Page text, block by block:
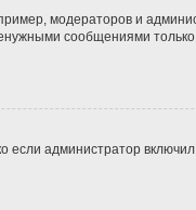
модераторов и
сообщениями только
если администратор